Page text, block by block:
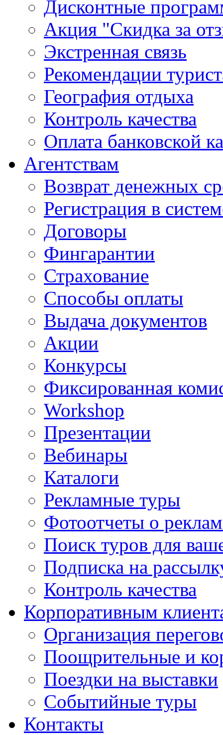
Дисконтные
Акция "Скидка за
Экстренная связь
Рекомендации
География отдыха
Контроль качества
Оплата банковской
Агентствам
Возврат денежных
Регистрация в
Договоры
Фингарантии
Страхование
Способы оплаты
Выдача документов
Акции
Конкурсы
Фиксированная
Workshop
Презентации
Вебинары
Каталоги
Рекламные туры
Фотоотчеты о
Поиск туров для
Подписка на
Контроль качества
Корпоративным
Организация
Поощрительные и
Поездки на выставки
Событийные туры
Контакты